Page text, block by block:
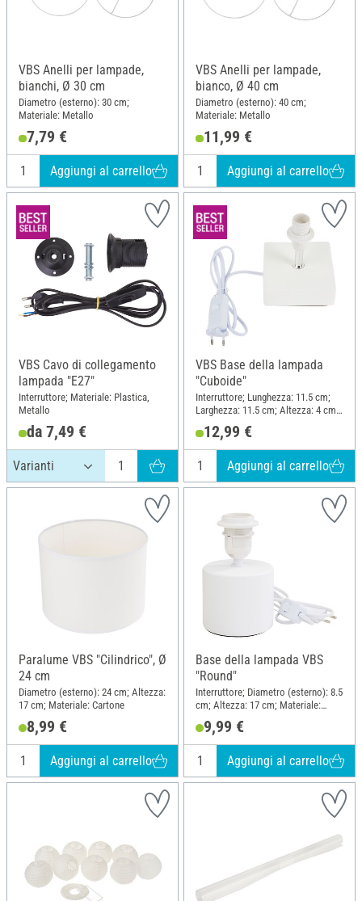
VBS Anelli per lampade,
bianchi, Ø 30 cm
Diametro (esterno): 30 cm;
Materiale: Metallo
7,79 €
Aggiungi al carrello
VBS Anelli per lampade,
bianco, Ø 40 cm
Diametro (esterno): 40 cm;
Materiale: Metallo
11,99 €
Aggiungi al carrello
VBS Cavo di collegamento
lampada "E27"
Interruttore; Materiale: Plastica,
Metallo
da 7,49 €
VBS Base della lampada
"Cuboide"
Interruttore; Lunghezza: 11.5 cm;
Larghezza: 11.5 cm; Altezza: 4 cm;
12,99 €
Aggiungi al carrello
Paralume VBS "Cilindrico", Ø
24 cm
Diametro (esterno): 24 cm; Altezza:
17 cm; Materiale: Cartone
8,99 €
Aggiungi al carrello
Base della lampada VBS
"Round"
Interruttore; Diametro (esterno): 8.5
cm; Altezza: 17 cm; Materiale:
9,99 €
Aggiungi al carrello